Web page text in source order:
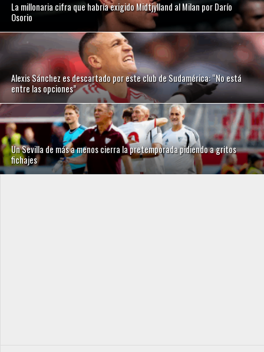
La millonaria cifra que habría exigido Midtjylland al Milan por Darío
Osorio
Alexis Sánchez es descartado por este club de Sudamérica: “No está
entre las opciones”
Un Sevilla de más a menos cierra la pretemporada pidiendo a gritos
fichajes